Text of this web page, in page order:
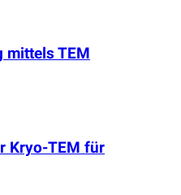
mittels TEM
Kryo-TEM für